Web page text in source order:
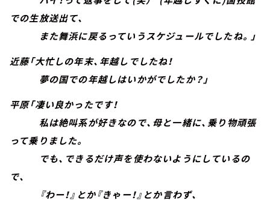
での生放送出て、
また舞浜に戻るっていうスケジュールでしたね。」
近藤「大忙しの年末、年越しでしたね！
夢の国での年越しはいかがでしたか？」
平原「凄い良かったです！
私は絶叫系が好きなので、母と一緒に、乗り物頑張
って乗りました。
でも、できるだけ声を使わないようにしているの
で、
『わー！』とか『きゃー！』とか言わず、